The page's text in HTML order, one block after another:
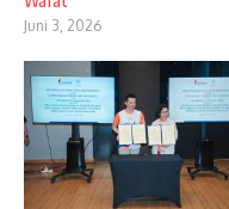
Juni 3, 2026